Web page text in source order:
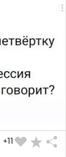
+11